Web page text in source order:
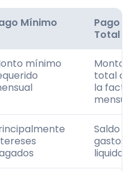
Mínimo
Pago
Total
mínimo
Monto
total de
la
Saldo y
gastos